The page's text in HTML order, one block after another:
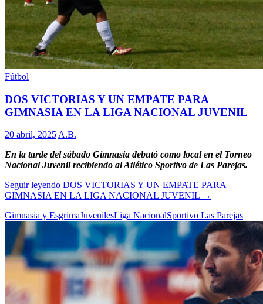
Fútbol
DOS VICTORIAS Y UN EMPATE PARA
GIMNASIA EN LA LIGA NACIONAL JUVENIL
20 abril, 2025 A.B.
En la tarde del sábado Gimnasia debutó como local en el Torneo
Nacional Juvenil recibiendo al Atlético Sportivo de Las Parejas.
Seguir leyendo DOS VICTORIAS Y UN EMPATE PARA
GIMNASIA EN LA LIGA NACIONAL JUVENIL →
Gimnasia y EsgrimaJuvenilesLiga NacionalSportivo Las Parejas